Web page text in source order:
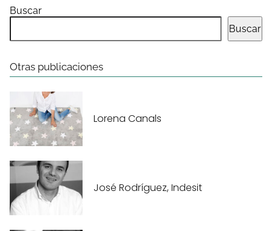
Buscar
Buscar
Otras publicaciones
Lorena Canals
José Rodríguez, Indesit